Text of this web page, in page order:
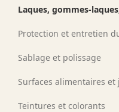
Laques, gommes-
Protection et entretien
Sablage et polissage
Surfaces alimentaires et
Teintures et colorants